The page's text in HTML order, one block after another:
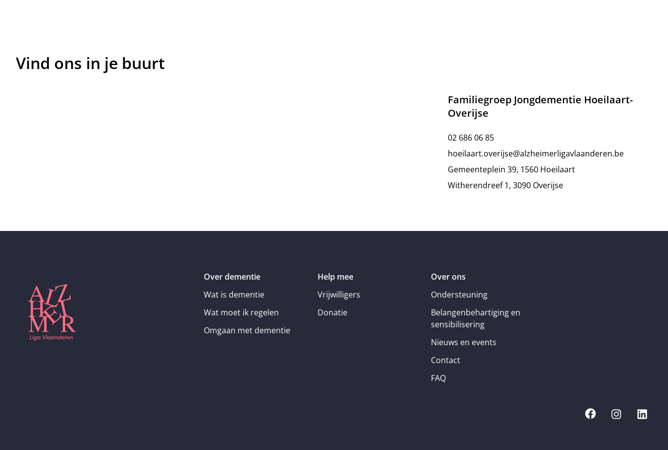
Vind ons in je buurt
Familiegroep Jongdementie Hoeilaart-
Overijse
02 686 06 85
hoeilaart.overijse@alzheimerligavlaanderen.be
Gemeenteplein 39, 1560 Hoeilaart
Witherendreef 1, 3090 Overijse
Over dementie
Wat is dementie
Wat moet ik regelen
Omgaan met dementie
Help mee
Vrijwilligers
Donatie
Over ons
Ondersteuning
Belangenbehartiging en
sensibilisering
Nieuws en events
Contact
FAQ